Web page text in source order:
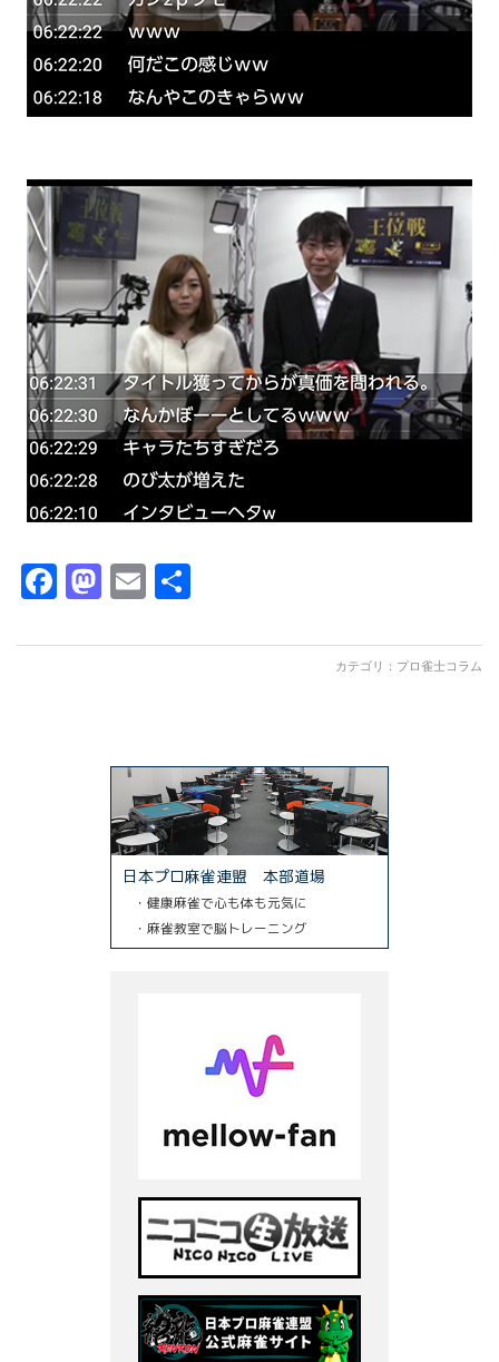
Facebook
Mastodon
Email
カテゴリ： プロ雀士コラム
日本プロ麻雀連盟 本部道場
・健康麻雀で心も体も元気に
・麻雀教室で脳トレーニング